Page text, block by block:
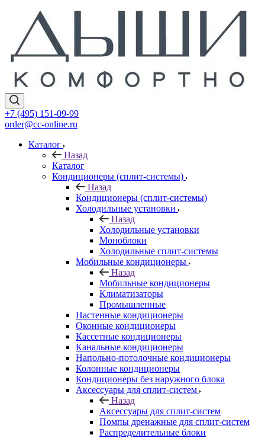
+7 (495) 151-09-99
order@cc-online.ru
Каталог
Назад
Каталог
Кондиционеры (сплит-системы)
Назад
Кондиционеры (сплит-системы)
Холодильные установки
Назад
Холодильные установки
Моноблоки
Холодильные сплит-системы
Мобильные кондиционеры
Назад
Мобильные кондиционеры
Климатизаторы
Промышленные
Настенные кондиционеры
Оконные кондиционеры
Кассетные кондиционеры
Канальные кондиционеры
Напольно-потолочные кондиционеры
Колонные кондиционеры
Кондиционеры без наружного блока
Аксессуары для сплит-систем
Назад
Аксессуары для сплит-систем
Помпы дренажные для сплит-систем
Распределительные блоки